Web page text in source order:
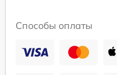
Способы оплаты